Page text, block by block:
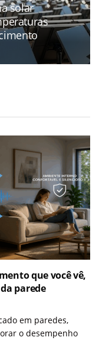
solar
que você vê,
parede
em paredes,
o desempenho